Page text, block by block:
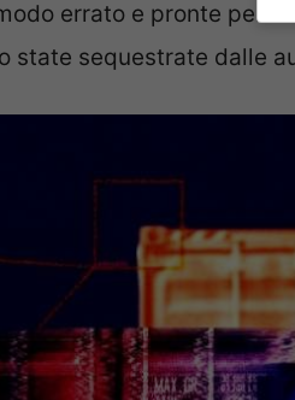
errato e pronte per
state sequestrate dalle